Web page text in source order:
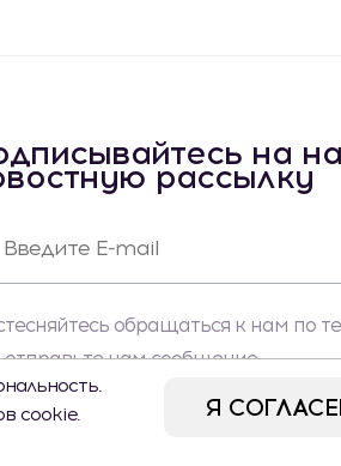
на
рассылку
обращаться к нам по
отправьте нам сообщение
cookie.
Я